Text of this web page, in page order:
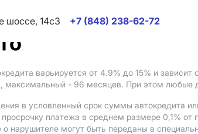
шоссе, 14с3
+7 (848) 238-62-72
варьируется от 4.9% до 15% и зависит
максимальный - 96 месяцев. При этом
в условленный срок суммы автокредита
платежа в среднем размере 0,1%
нарушителе могут быть переданы в